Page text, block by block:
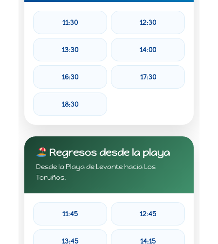
11:30 12:30
13:30 14:00
16:30 17:30
18:30
Regresos desde la playa
Desde la Playa de Levante hacia Los
Toruños.
11:45 12:45
13:45 14:15